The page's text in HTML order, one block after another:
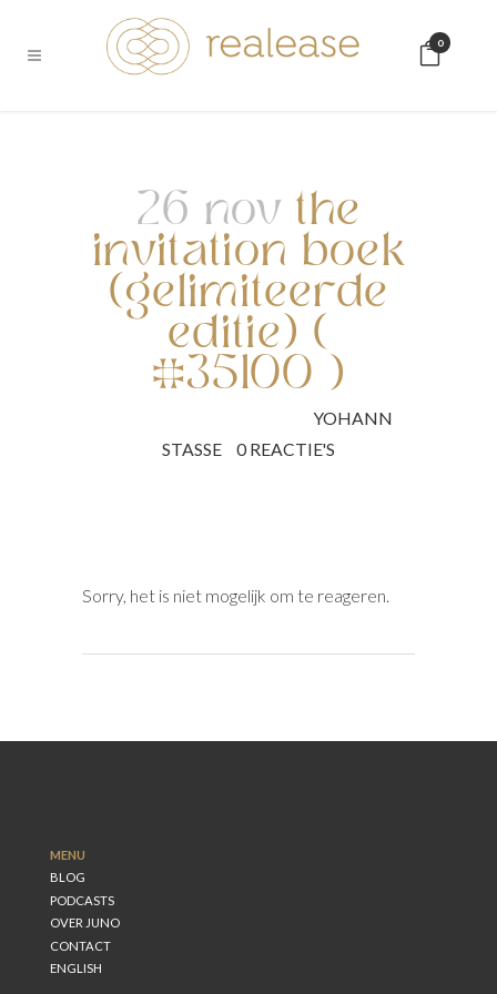
0
26 novthe
invitation boek
(gelimiteerde
editie) (
#35100 )
Sorry, het is niet mogelijk om te reageren.
MENU
BLOG
PODCASTS
OVER JUNO
CONTACT
ENGLISH